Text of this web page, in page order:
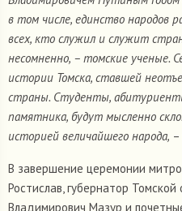
в том числе, единство народов
всех, кто служил и служит
несомненно, – томские ученые.
истории Томска, ставшей
страны. Студенты,
памятника, будут мысленно
историей величайшего народа,
В завершение церемонии
Ростислав, губернатор
Владимирович Мазур и